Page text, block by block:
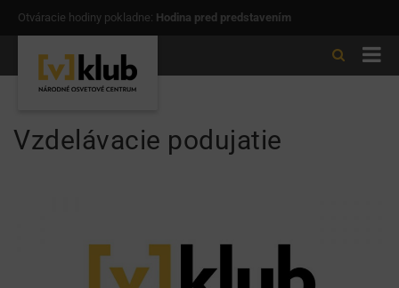
Otváracie hodiny pokladne: Hodina pred predstavením
Vzdelávacie podujatie